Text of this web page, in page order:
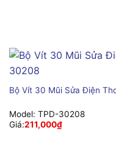
Bộ Vít 30 Mũi Sửa Điện
Model: TPD-30208
Giá:211,000₫